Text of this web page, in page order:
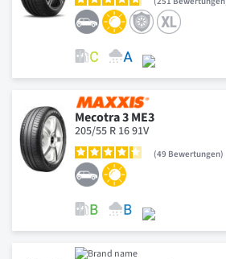
Mecotra 3 ME3
205/55 R 16 91V
49 Bewertungen